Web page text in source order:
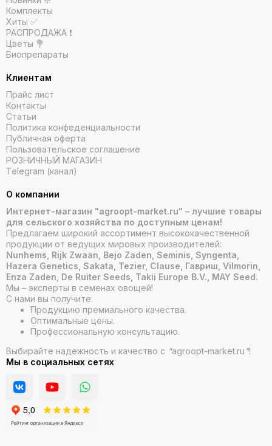
Комплекты
Хиты ✅
РАСПРОДАЖА ❗️
Цветы 💐
Биопрепараты
Клиентам
Прайс лист
Контакты
Статьи
Политика конфеденциальности
Публичная оферта
Пользовательское соглашение
РОЗНИЧНЫЙ МАГАЗИН
Telegram (канал)
О компании
Интернет-магазин "agroopt-market.ru" – лучшие товары
для сельского хозяйства по доступным ценам!
Предлагаем широкий ассортимент высококачественной
продукции от ведущих мировых производителей:
Nunhems, Rijk Zwaan, Bejo Zaden, Seminis, Syngenta,
Hazera Genetics, Sakata, Tezier, Clause, Гавриш, Vilmorin,
Enza Zaden, De Ruiter Seeds, Takii Europe B.V., MAY Seed.
Мы – эксперты в семенах овощей!
С нами вы получите:
Продукцию премиального качества.
Оптимальные цены.
Профессиональную консультацию.
Выбирайте надежность и качество с "agroopt-market.ru "!
Мы в социальных сетях